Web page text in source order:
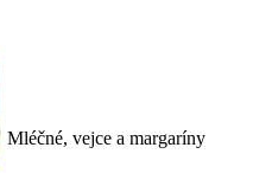
Mléčné, vejce a margaríny